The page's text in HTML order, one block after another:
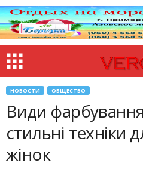
НОВОСТИ ОБЩЕСТВО
Види
стильні техніки
жінок